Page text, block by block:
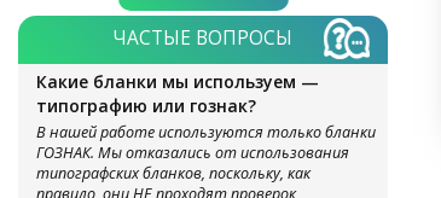
ЧАСТЫЕ ВОПРОСЫ
Какие бланки мы используем —
типографию или гознак?
В нашей работе используются только бланки
ГОЗНАК. Мы отказались от использования
типографских бланков, поскольку, как
правило, они НЕ проходят проверок